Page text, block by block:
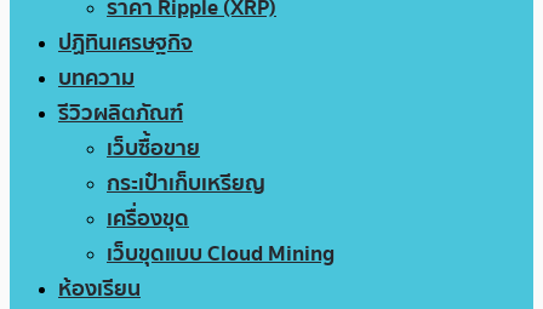
ราคา Ripple (XRP)
ปฏิทินเศรษฐกิจ
บทความ
รีวิวผลิตภัณฑ์
เว็บซื้อขาย
กระเป๋าเก็บเหรียญ
เครื่องขุด
เว็บขุดแบบ Cloud Mining
ห้องเรียน